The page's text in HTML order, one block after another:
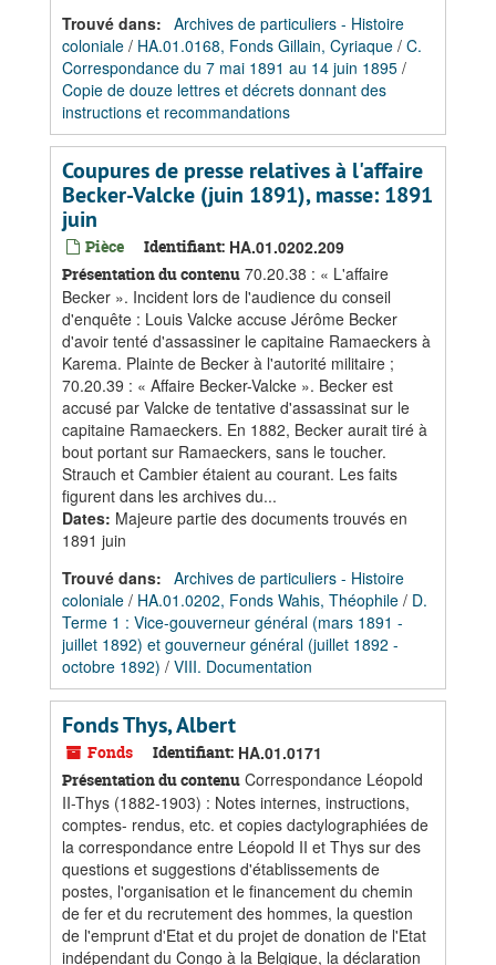
Trouvé dans: Archives de particuliers - Histoire
coloniale / HA.01.0168, Fonds Gillain, Cyriaque / C.
Correspondance du 7 mai 1891 au 14 juin 1895 /
Copie de douze lettres et décrets donnant des
instructions et recommandations
Coupures de presse relatives à l'affaire
Becker-Valcke (juin 1891), masse: 1891
juin
Pièce Identifiant: HA.01.0202.209
Présentation du contenu 70.20.38 : « L'affaire
Becker ». Incident lors de l'audience du conseil
d'enquête : Louis Valcke accuse Jérôme Becker
d'avoir tenté d'assassiner le capitaine Ramaeckers à
Karema. Plainte de Becker à l'autorité militaire ;
70.20.39 : « Affaire Becker-Valcke ». Becker est
accusé par Valcke de tentative d'assassinat sur le
capitaine Ramaeckers. En 1882, Becker aurait tiré à
bout portant sur Ramaeckers, sans le toucher.
Strauch et Cambier étaient au courant. Les faits
figurent dans les archives du...
Dates: Majeure partie des documents trouvés en
1891 juin
Trouvé dans: Archives de particuliers - Histoire
coloniale / HA.01.0202, Fonds Wahis, Théophile / D.
Terme 1 : Vice-gouverneur général (mars 1891 -
juillet 1892) et gouverneur général (juillet 1892 -
octobre 1892) / VIII. Documentation
Fonds Thys, Albert
Fonds Identifiant: HA.01.0171
Présentation du contenu Correspondance Léopold
II-Thys (1882-1903) : Notes internes, instructions,
comptes- rendus, etc. et copies dactylographiées de
la correspondance entre Léopold II et Thys sur des
questions et suggestions d'établissements de
postes, l'organisation et le financement du chemin
de fer et du recrutement des hommes, la question
de l'emprunt d'Etat et du projet de donation de l'Etat
indépendant du Congo à la Belgique, la déclaration